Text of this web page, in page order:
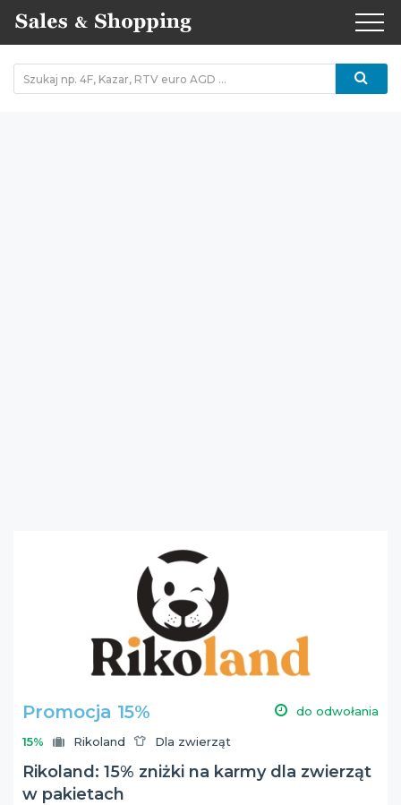
Promocja 15% do odwołania
15% Rikoland Dla zwierząt
Rikoland: 15% zniżki na karmy dla zwierząt
w pakietach